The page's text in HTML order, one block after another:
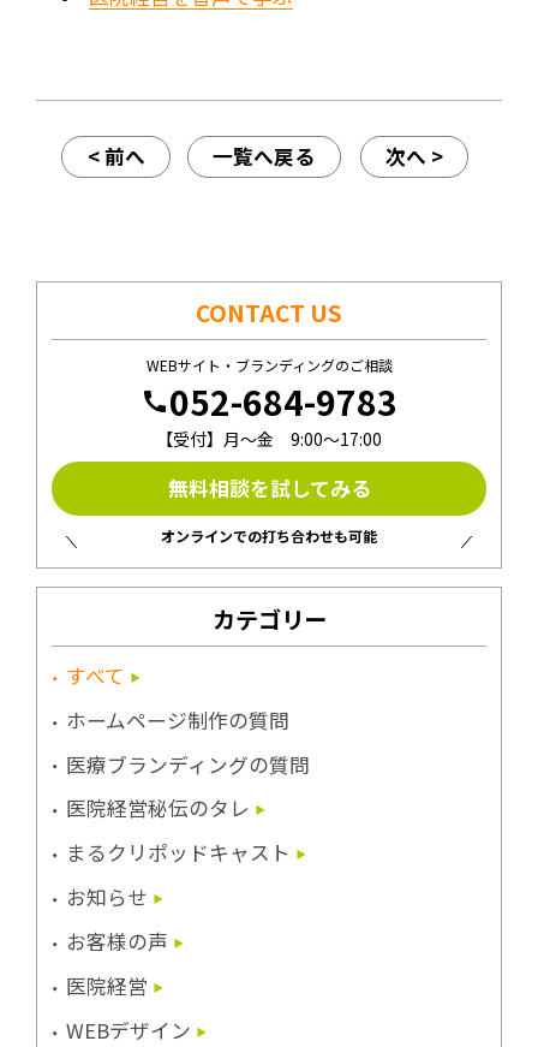
< 前へ 一覧へ戻る 次へ >
CONTACT US
WEBサイト・ブランディングのご相談
call052-684-9783
【受付】月〜金 9:00〜17:00
無料相談を試してみる
オンラインでの打ち合わせも可能
カテゴリー
すべて
ホームページ制作の質問
医療ブランディングの質問
医院経営秘伝のタレ
まるクリポッドキャスト
お知らせ
お客様の声
医院経営
WEBデザイン